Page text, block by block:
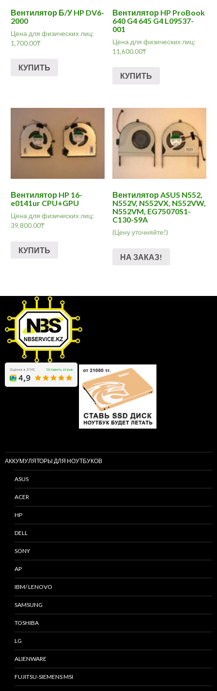
Вентилятор Б/У HP DV6-
2000
Цена для физических лиц:
1,700.00₸
КУПИТЬ
Вентилятор HP ProBook
640 G4 645 G4 L09537-
001
Цена для физических лиц:
11,600.00₸
КУПИТЬ
Вентилятор HP 16-
e0141ur CPU+GPU
Цена для физических лиц:
39,800.00₸
КУПИТЬ
Вентилятор ASUS N552,
N552V, N552VX, N552VW,
N552VM, EG75070S1-
C130-S9A
(Цену уточняйте!)
НА ЗАКАЗ!
АККУМУЛЯТОРЫ ДЛЯ НОУТБУКОВ
ASUS
ACER
HP
DELL
SONY
AP
IBM/ LENOVO
SAMSUNG
TOSHIBA
LG
ALIENWARE
FUJITSU-SIEMENS MSI